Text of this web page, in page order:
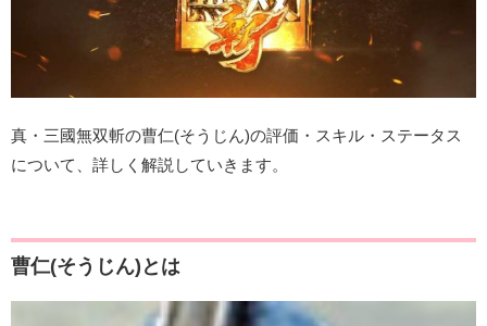
真・三國無双斬の曹仁(そうじん)の評価・スキル・ステータス
について、詳しく解説していきます。
曹仁(そうじん)とは